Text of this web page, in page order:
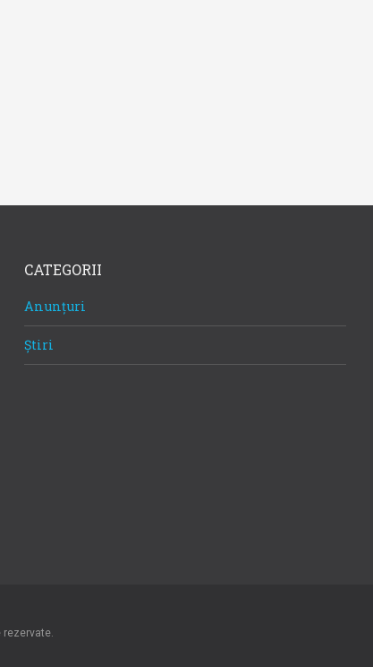
CATEGORII
Anunțuri
Știri
rezervate.